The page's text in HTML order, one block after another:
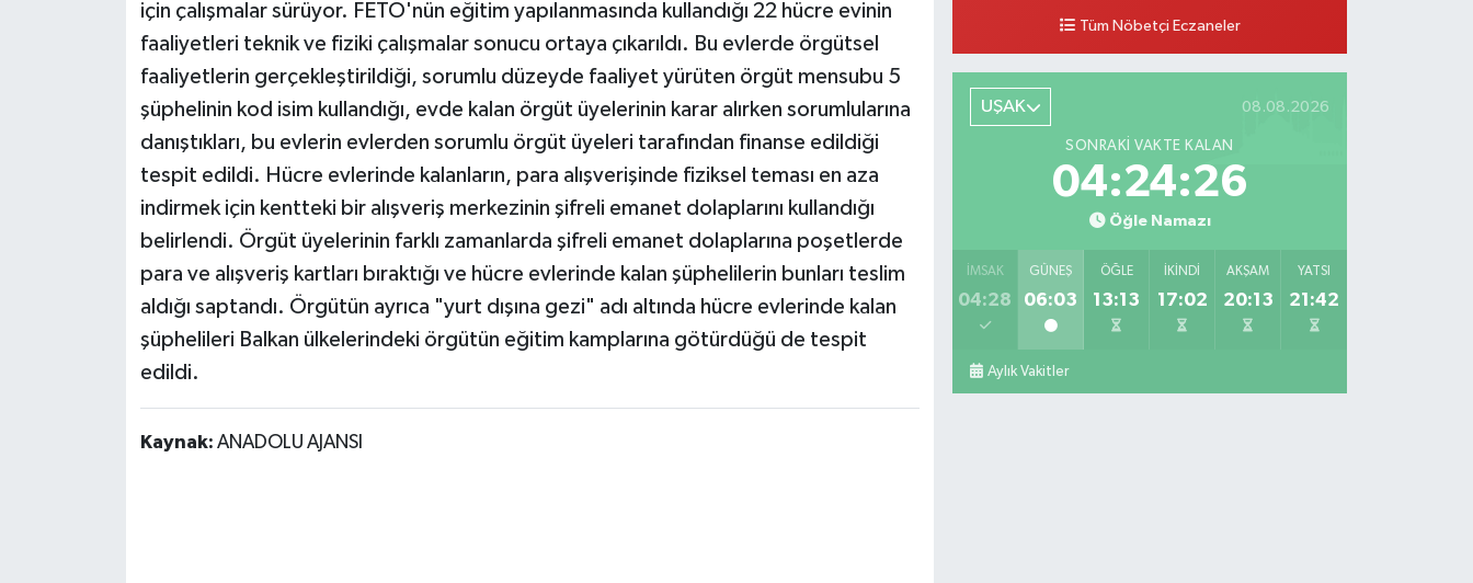
için çalışmalar sürüyor. FETÖ'nün eğitim yapılanmasında kullandığı 22 hücre evinin
faaliyetleri teknik ve fiziki çalışmalar sonucu ortaya çıkarıldı. Bu evlerde örgütsel
faaliyetlerin gerçekleştirildiği, sorumlu düzeyde faaliyet yürüten örgüt mensubu 5
şüphelinin kod isim kullandığı, evde kalan örgüt üyelerinin karar alırken sorumlularına
danıştıkları, bu evlerin evlerden sorumlu örgüt üyeleri tarafından finanse edildiği
tespit edildi. Hücre evlerinde kalanların, para alışverişinde fiziksel teması en aza
indirmek için kentteki bir alışveriş merkezinin şifreli emanet dolaplarını kullandığı
belirlendi. Örgüt üyelerinin farklı zamanlarda şifreli emanet dolaplarına poşetlerde
para ve alışveriş kartları bıraktığı ve hücre evlerinde kalan şüphelilerin bunları teslim
aldığı saptandı. Örgütün ayrıca "yurt dışına gezi" adı altında hücre evlerinde kalan
şüphelileri Balkan ülkelerindeki örgütün eğitim kamplarına götürdüğü de tespit
edildi.
Kaynak: ANADOLU AJANSI
Tüm Nöbetçi Eczaneler
UŞAK 08.08.2026
SONRAKI VAKTE KALAN
04:24:25
Öğle Namazı
İMSAK
04:28
GÜNEŞ
06:03
ÖĞLE
13:13
İKINDI
17:02
AKŞAM
20:13
YATSI
21:42
Aylık Vakitler